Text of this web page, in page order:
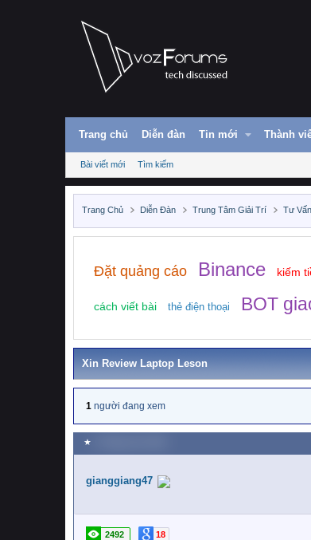
Trang chủ Diễn đàn Tin mới Thành
Bài viết mới Tìm kiếm
Trang Chủ Diễn Đàn Trung Tâm Giải Trí Tư
Đặt quảng cáo Binance kiếm
cách viết bài thẻ điện thoại BOT
Xin Review Laptop Leson
1 người đang xem
★
gianggiang47
2492 18